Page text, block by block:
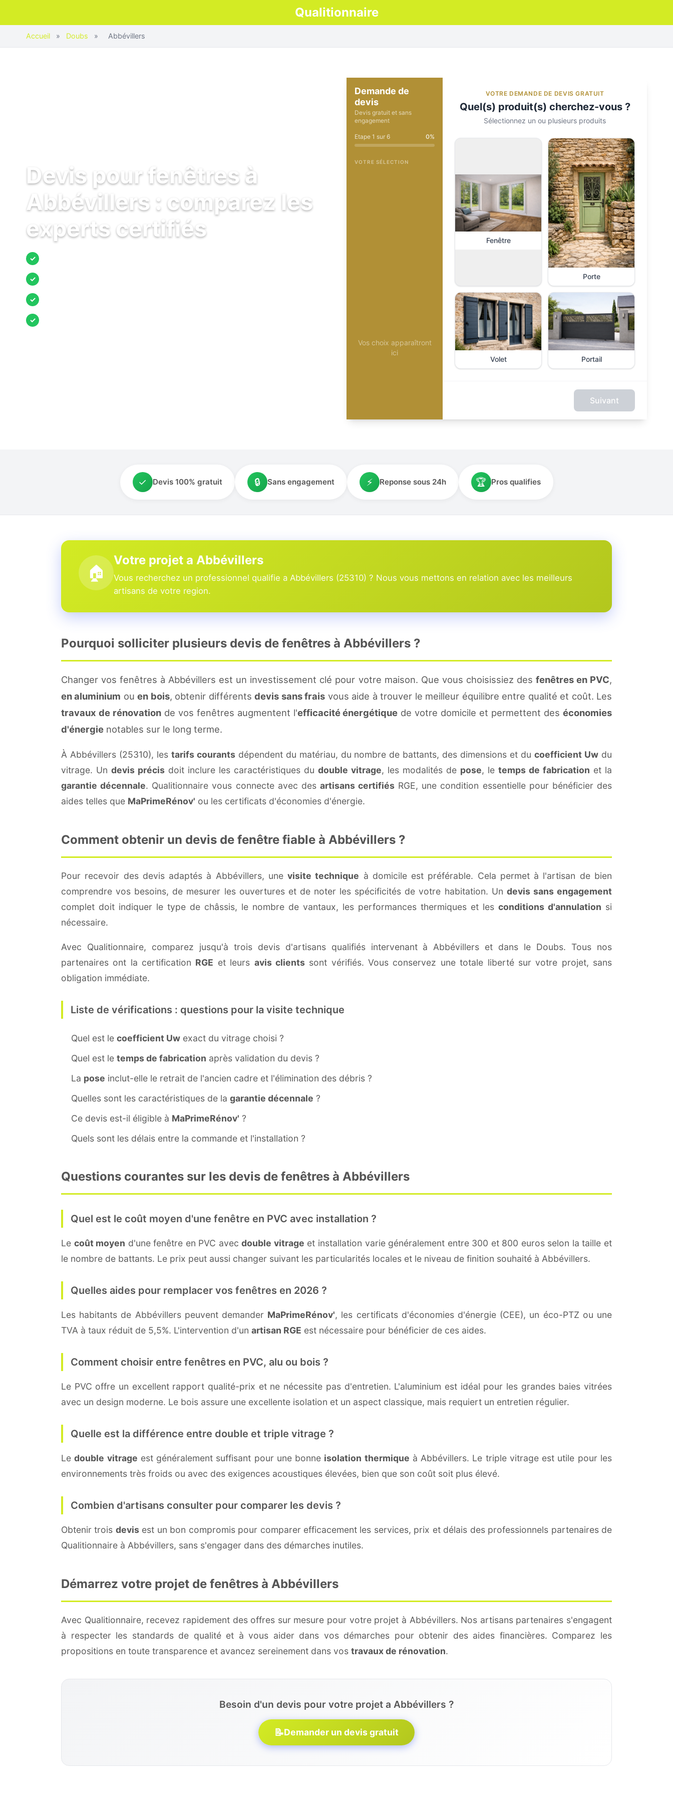
Qualitionnaire
Accueil » Doubs » Abbévillers
Devis pour fenêtres à
Abbévillers : comparez les
experts certifiés
✓
✓
✓
✓
Demande de
devis
Devis gratuit et sans
engagement
Etape 1 sur 6 0%
VOTRE SÉLECTION
Vos choix apparaîtront
ici
VOTRE DEMANDE DE DEVIS GRATUIT
Quel(s) produit(s) cherchez-vous ?
Sélectionnez un ou plusieurs produits
Fenêtre
Porte
Volet Portail
Suivant
✓ Devis 100% gratuit 🔒 Sans engagement ⚡ Reponse sous 24h 🏆 Pros qualifies
🏠
Votre projet a Abbévillers
Vous recherchez un professionnel qualifie a Abbévillers (25310) ? Nous vous mettons en relation avec les meilleurs
artisans de votre region.
Pourquoi solliciter plusieurs devis de fenêtres à Abbévillers ?
Changer vos fenêtres à Abbévillers est un investissement clé pour votre maison. Que vous choisissiez des fenêtres en PVC,
en aluminium ouen bois, obtenir différentsdevis sans frais vous aide à trouver le meilleur équilibre entre qualité et coût. Les
travaux de rénovationde vos fenêtres augmentent l'efficacité énergétique de votre domicile et permettent deséconomies
d'énergie notables sur le long terme.
À Abbévillers (25310), les tarifs courantsdépendent du matériau, du nombre de battants, des dimensions et ducoefficient Uw du
vitrage. Un devis précis doit inclure les caractéristiques du double vitrage, les modalités de pose, le temps de fabrication et la
garantie décennale. Qualitionnaire vous connecte avec des artisans certifiés RGE, une condition essentielle pour bénéficier des
aides telles que MaPrimeRénov' ou les certificats d'économies d'énergie.
Comment obtenir un devis de fenêtre fiable à Abbévillers ?
Pour recevoir des devis adaptés à Abbévillers, unevisite technique à domicile est préférable. Cela permet à l'artisan de bien
comprendre vos besoins, de mesurer les ouvertures et de noter les spécificités de votre habitation. Un devis sans engagement
complet doit indiquer le type de châssis, le nombre de vantaux, les performances thermiques et les conditions d'annulation si
nécessaire.
Avec Qualitionnaire, comparez jusqu'à trois devis d'artisans qualifiés intervenant à Abbévillers et dans le Doubs. Tous nos
partenaires ont la certification RGE et leurs avis clientssont vérifiés. Vous conservez une totale liberté sur votre projet, sans
obligation immédiate.
Liste de vérifications : questions pour la visite technique
Quel est le coefficient Uw exact du vitrage choisi ?
Quel est le temps de fabrication après validation du devis ?
La pose inclut-elle le retrait de l'ancien cadre et l'élimination des débris ?
Quelles sont les caractéristiques de la garantie décennale ?
Ce devis est-il éligible à MaPrimeRénov' ?
Quels sont les délais entre la commande et l'installation ?
Questions courantes sur les devis de fenêtres à Abbévillers
Quel est le coût moyen d'une fenêtre en PVC avec installation ?
Le coût moyen d'une fenêtre en PVC avecdouble vitrage et installation varie généralement entre 300 et 800 euros selon la taille et
le nombre de battants. Le prix peut aussi changer suivant les particularités locales et le niveau de finition souhaité à Abbévillers.
Quelles aides pour remplacer vos fenêtres en 2026 ?
Les habitants de Abbévillers peuvent demander MaPrimeRénov', les certificats d'économies d'énergie (CEE), un éco-PTZ ou une
TVA à taux réduit de 5,5%. L'intervention d'un artisan RGE est nécessaire pour bénéficier de ces aides.
Comment choisir entre fenêtres en PVC, alu ou bois ?
Le PVC offre un excellent rapport qualité-prix et ne nécessite pas d'entretien. L'aluminium est idéal pour les grandes baies vitrées
avec un design moderne. Le bois assure une excellente isolation et un aspect classique, mais requiert un entretien régulier.
Quelle est la différence entre double et triple vitrage ?
Ledouble vitrage est généralement suffisant pour une bonne isolation thermique à Abbévillers. Le triple vitrage est utile pour les
environnements très froids ou avec des exigences acoustiques élevées, bien que son coût soit plus élevé.
Combien d'artisans consulter pour comparer les devis ?
Obtenir trois devisest un bon compromis pour comparer efficacement les services, prix et délais des professionnels partenaires de
Qualitionnaire à Abbévillers, sans s'engager dans des démarches inutiles.
Démarrez votre projet de fenêtres à Abbévillers
Avec Qualitionnaire, recevez rapidement des offres sur mesure pour votre projet à Abbévillers. Nos artisans partenaires s'engagent
à respecter les standards de qualité et à vous aider dans vos démarches pour obtenir des aides financières. Comparez les
propositions en toute transparence et avancez sereinement dans vos travaux de rénovation.
Besoin d'un devis pour votre projet a Abbévillers ?
📝Demander un devis gratuit